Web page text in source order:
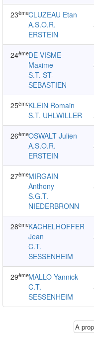
23èmeCLUZEAU Etan
A.S.O.R.
ERSTEIN
24èmeDE VISME
Maxime
S.T. ST-
SEBASTIEN
25èmeKLEIN Romain
S.T. UHLWILLER
26èmeOSWALT Julien
A.S.O.R.
ERSTEIN
27èmeMIRGAIN
Anthony
S.G.T.
NIEDERBRONN
28èmeKACHELHOFFER
Jean
C.T.
SESSENHEIM
29èmeMALLO Yannick
C.T.
SESSENHEIM
A